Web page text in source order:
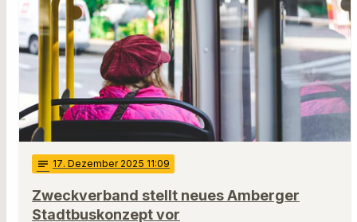
notes 17. Dezember 2025 11:09
Zweckverband stellt neues Amberger
Stadtbuskonzept vor